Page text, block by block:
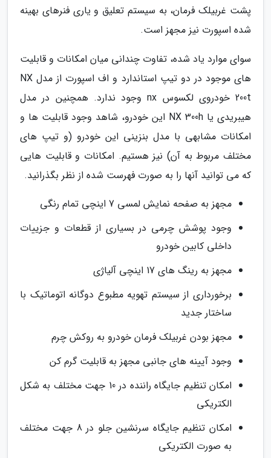
پشت غربیلک فرمان، به سیستم تعلیق و یاری فنرهای بهینه
شده اسپورت نیز مجهز است.
سوای موارد یاد شده، تفاوت چندانی میان امکانات و قابلیت
های موجود در دو تیپ استاندارد و اف اسپورت از مدل NX
200t خودروی لکسوس nx وجود ندارد. همچنین در مدل
هیبریدی یا NX 300h این خودرو، شاهد وجود قابلیت ها و
امکانات مشابهی با مدل بنزینی این خودرو (و تیپ های
مختلف مربوط به آن) نیز هستیم. امکانات و قابلیت هایی
که می توانید آنها را به صورت فهرست شده از نظر بگذرانید.
مجهز به صفحه نمایش لمسی 7 اینچی تمام رنگی
وجود پوشش چرمی در بسیاری از قطعات و جزییات
داخلی کابین خودرو
مجهز به رینگ های 17 اینچی آلیاژی
برخورداری از سیستم تهویه مطبوع دوگانه اتوماتیک با
ساختار جدید
مجهز بودن غربیلک فرمان خودرو به روکش چرم
وجود آیینه های جانبی مجهز به قابلیت گرم کن
امکان تنظیم جایگاه راننده در 10 جهت مختلف به شکل
الکتریکی
امکان تنظیم جایگاه سرنشین جلو در 8 جهت مختلف
به صورت الکتریکی